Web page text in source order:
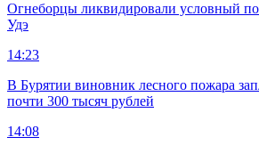
Огнеборцы ликвидировали условный
Удэ
14:23
В Бурятии виновник лесного пожара
почти 300 тысяч рублей
14:08